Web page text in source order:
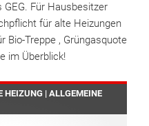
Für Hausbesitzer
für alte Heizungen
Bio-Treppe , Grüngasquote
im Überblick!
HEIZUNG | ALLGEMEINE